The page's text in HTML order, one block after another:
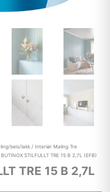
beis/lakk/ Interiør Maling Tre
STILFULLT TRE 15 B 2,7L (EFB)
TRE 15 B 2,7L